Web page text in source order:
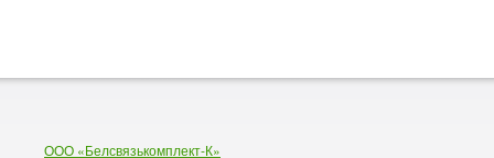
ООО «Белсвязькомплект-К»